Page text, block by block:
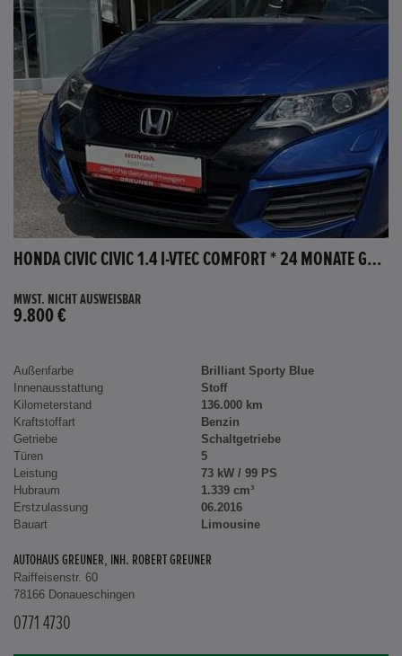
HONDA CIVIC CIVIC 1.4 I-VTEC COMFORT * 24 MONATE GARANTIE *
MWST. NICHT AUSWEISBAR
9.800 €
Außenfarbe
Brilliant Sporty Blue
Innenausstattung
Stoff
Kilometerstand
136.000 km
Kraftstoffart
Benzin
Getriebe
Schaltgetriebe
Türen
5
Leistung
73 kW / 99 PS
Hubraum
1.339 cm³
Erstzulassung
06.2016
Bauart
Limousine
AUTOHAUS GREUNER, INH. ROBERT GREUNER
Raiffeisenstr. 60
78166 Donaueschingen
0771 4730